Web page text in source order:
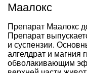
Маалокс
Препарат Маалокс
Препарат
и суспензии.
алгелдрат и магния
обволакивающим